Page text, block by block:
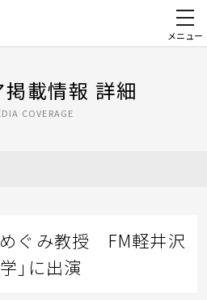
メニュー
掲載情報 詳細
COVERAGE
めぐみ教授 FM軽井沢
」に出演